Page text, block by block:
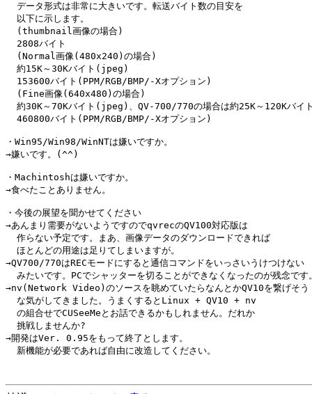
  データ形式は非常に大きいです。転送バイト数の目安を
  以下に示します。
  (thumbnail画像の場合)
  2808バイト
  (Normal画像(480x240)の場合)
  約15K～30Kバイト(jpeg)
  153600バイト(PPM/RGB/BMP/-Xオプション)
  (Fine画像(640x480)の場合)
約30K～70Kバイト(jpeg)、QV-700/770の場合は約25K～120Kバイ
  460800バイト(PPM/RGB/BMP/-Xオプション)
・Win95/Win98/WinNTは嫌いですか。
→嫌いです。(^^)
・Machintoshは嫌いですか。
→食べたことありません。
・今後の展望を聞かせてください
→あんまり需要がないようですのでqvrecのQV100対応版は
  作らない予定です。まあ、画像データのダウンロードできれば
  ほとんどの用途は足りてしまいますが。
→QV700/770はRECモードにすると通信コマンドをいっさいうけつけない
みたいです。PCでシャッターを切ることができなくなったのが残念です
→nv(Network Video)のソースを眺めていたらなんとかQV10を繋げそう
  な気がしてきました。うまくするとLinux + QV10 + nv
  の組合せでCUSeeMeとお話できるかもしれません。だれか
  挑戦しませんか?
→開発はVer. 0.95をもって終了とします。